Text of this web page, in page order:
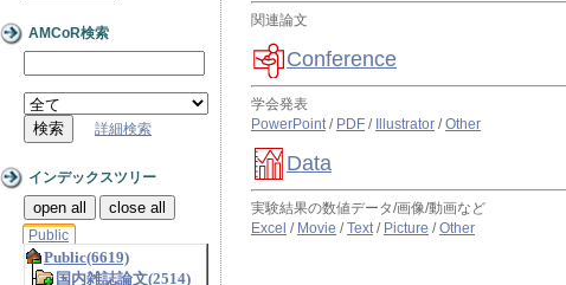
AMCoR検索
詳細検索
インデックスツリー
open all close all
Public
関連論文
Conference
学会発表
PowerPoint/ PDF / Illustrator /Other
Data
実験結果の数値データ/画像/動画など
Excel / Movie /Text/ Picture /Other